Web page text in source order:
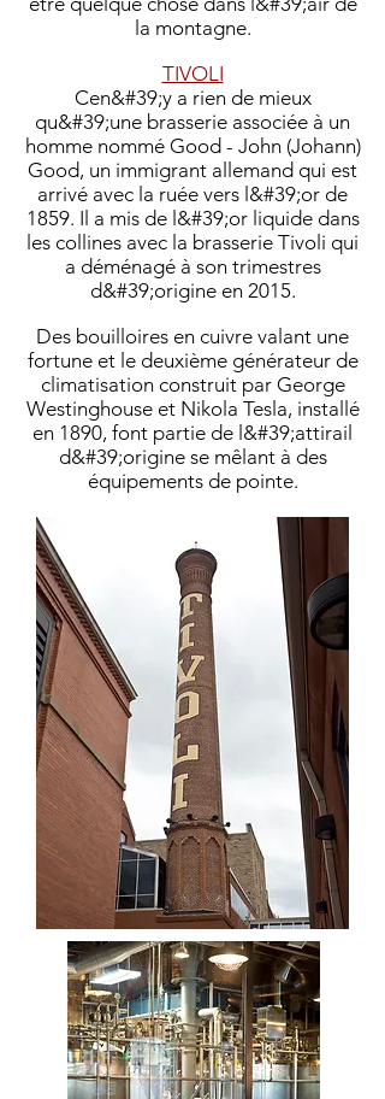
la montagne.
TIVOLI
Cen&#39;y a rien de mieux
qu&#39;une brasserie associée à un
homme nommé Good - John (Johann)
Good, un immigrant allemand qui est
arrivé avec la ruée vers l&#39;or de
1859. Il a mis de l&#39;or liquide dans
les collines avec la brasserie Tivoli qui
a déménagé à son trimestres
d&#39;origine en 2015.
Des bouilloires en cuivre valant une
fortune et le deuxième générateur de
climatisation construit par George
Westinghouse et Nikola Tesla, installé
en 1890, font partie de l&#39;attirail
d&#39;origine se mêlant à des
équipements de pointe.